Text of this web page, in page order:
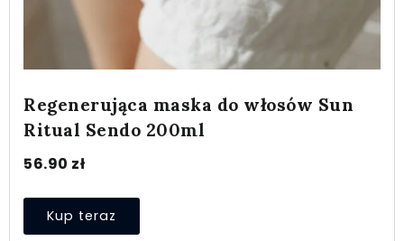
Regenerująca maska do włosów Sun
Ritual Sendo 200ml
56.90 zł
Kup teraz